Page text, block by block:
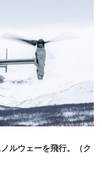
ルウェーを飛行。（ク